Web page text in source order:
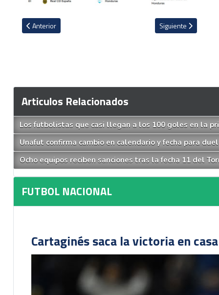
Artículo anterior: Mister Chip le revive a Guatemala el recuerdo
Anterior Artículo siguiente:
Siguiente
Articulos Relacionados
Los futbolistas que casi llegan a los 100 goles en la
Unafut confirma cambio en calendario y fecha para
Ocho equipos reciben sanciones tras la fecha 11 del
FUTBOL NACIONAL
Cartaginés saca la victoria en